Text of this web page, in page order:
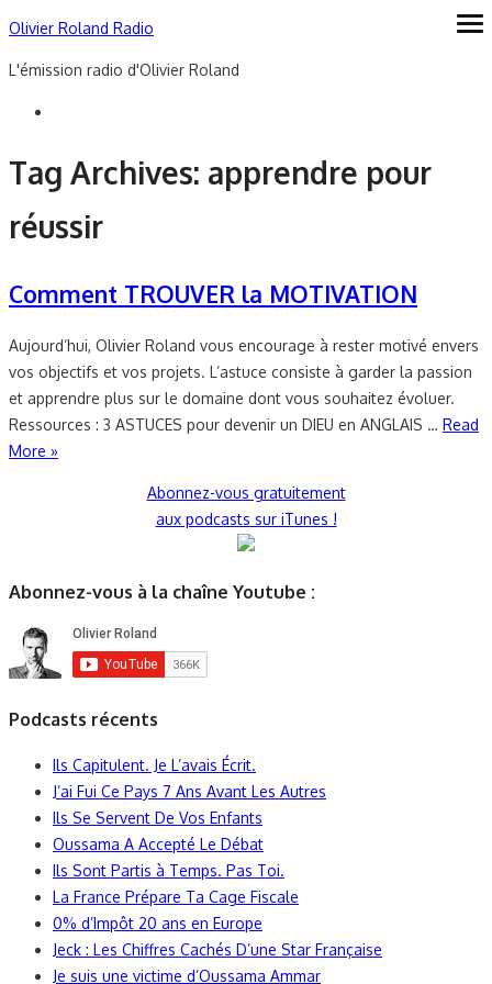
Skip
content
Olivier Roland Radio
L'émission radio d'Olivier Roland
Tag Archives: apprendre pour
réussir
Comment TROUVER la MOTIVATION
Aujourd’hui, Olivier Roland vous encourage à rester motivé envers
vos objectifs et vos projets. L’astuce consiste à garder la passion
et apprendre plus sur le domaine dont vous souhaitez évoluer.
Ressources : 3 ASTUCES pour devenir un DIEU en ANGLAIS … Read
More »
Abonnez-vous gratuitement
aux podcasts sur iTunes !
Abonnez-vous à la chaîne Youtube :
Podcasts récents
Ils Capitulent. Je L’avais Écrit.
J’ai Fui Ce Pays 7 Ans Avant Les Autres
Ils Se Servent De Vos Enfants
Oussama A Accepté Le Débat
Ils Sont Partis à Temps. Pas Toi.
La France Prépare Ta Cage Fiscale
0% d’Impôt 20 ans en Europe
Jeck : Les Chiffres Cachés D’une Star Française
Je suis une victime d’Oussama Ammar